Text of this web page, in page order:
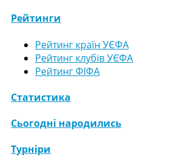
Рейтинги
Рейтинг країн УЄФА
Рейтинг клубів УЄФА
Рейтинг ФІФА
Статистика
Сьогодні народились
Турніри